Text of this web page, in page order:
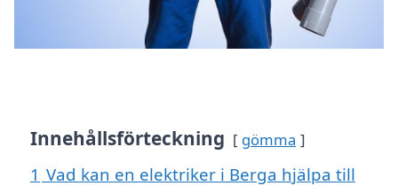
Innehållsförteckning gömma
1 Vad kan en elektriker i Berga hjälpa till